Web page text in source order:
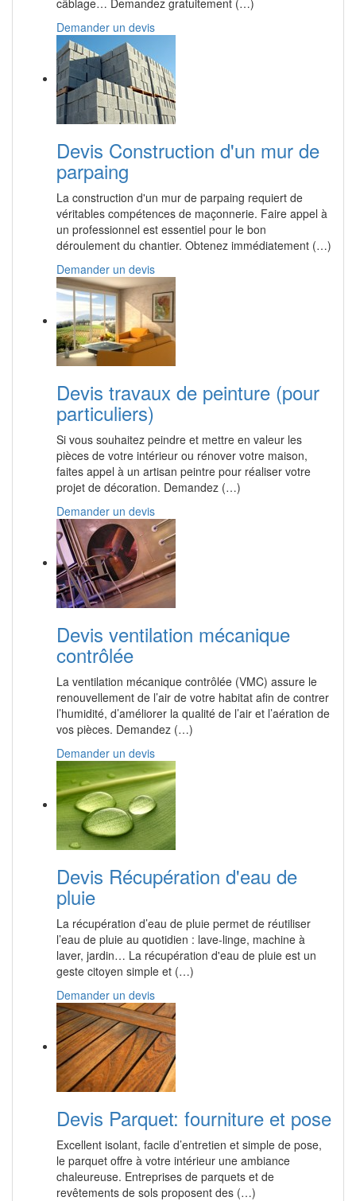
câblage… Demandez gratuitement (…)
Demander un devis
Devis Construction d'un mur de
parpaing
La construction d'un mur de parpaing requiert de
véritables compétences de maçonnerie. Faire appel à
un professionnel est essentiel pour le bon
déroulement du chantier. Obtenez immédiatement (…)
Demander un devis
Devis travaux de peinture (pour
particuliers)
Si vous souhaitez peindre et mettre en valeur les
pièces de votre intérieur ou rénover votre maison,
faites appel à un artisan peintre pour réaliser votre
projet de décoration. Demandez (…)
Demander un devis
Devis ventilation mécanique
contrôlée
La ventilation mécanique contrôlée (VMC) assure le
renouvellement de l’air de votre habitat afin de contrer
l’humidité, d’améliorer la qualité de l’air et l’aération de
vos pièces. Demandez (…)
Demander un devis
Devis Récupération d'eau de
pluie
La récupération d’eau de pluie permet de réutiliser
l’eau de pluie au quotidien : lave-linge, machine à
laver, jardin… La récupération d'eau de pluie est un
geste citoyen simple et (…)
Demander un devis
Devis Parquet: fourniture et pose
Excellent isolant, facile d’entretien et simple de pose,
le parquet offre à votre intérieur une ambiance
chaleureuse. Entreprises de parquets et de
revêtements de sols proposent des (…)